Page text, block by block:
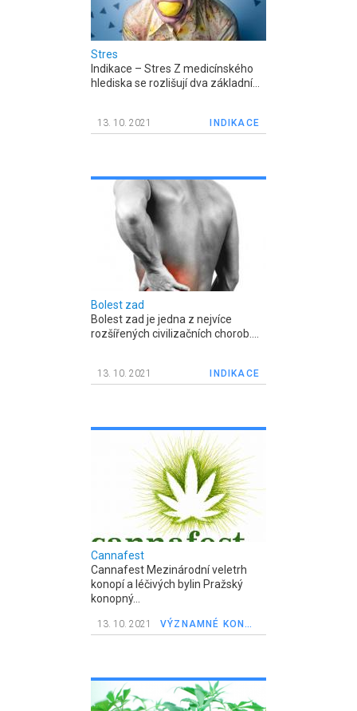
Stres
Indikace – Stres Z medicínského
hlediska se rozlišují dva základní...
13. 10. 2021 INDIKACE
Bolest zad
Bolest zad je jedna z nejvíce
rozšířených civilizačních chorob....
13. 10. 2021 INDIKACE
Cannafest
Cannafest Mezinárodní veletrh
konopí a léčivých bylin Pražský
konopný...
13. 10. 2021 VÝZNAMNÉ KONOPNÉ UDÁLOSTI